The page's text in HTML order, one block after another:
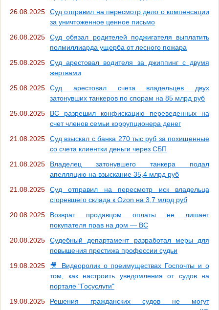
26.08.2025
Суд отправил на пересмотр дело о компенсации
за уничтоженное ценное письмо
26.08.2025
Суд обязал родителей поджигателя выплатить
полмиллиарда ущерба от лесного пожара
25.08.2025
Суд арестовал водителя за джиппинг с двумя
жертвами
25.08.2025
Суд арестовал счета владельцев двух
затонувших танкеров по спорам на 85 млрд руб
25.08.2025
ВС разрешил конфискацию переведенных на
счет членов семьи коррупционера денег
21.08.2025
Суд взыскал с банка 270 тыс руб за похищенные
со счета клиентки деньги через СБП
21.08.2025
Владелец затонувшего танкера подал
апелляцию на взыскание 35,4 млрд руб
21.08.2025
Суд отправил на пересмотр иск владельца
сгоревшего склада к Ozon на 3,7 млрд руб
20.08.2025
Возврат продавцом оплаты не лишает
покупателя прав на дом — ВС
20.08.2025
Судебный департамент разработал меры для
повышения престижа профессии судьи
19.08.2025
🎥 Видеоролик о преимуществах Госпочты и о
том, как настроить уведомления от судов на
портале "Госуслуги"
19.08.2025
Решения гражданских судов не могут